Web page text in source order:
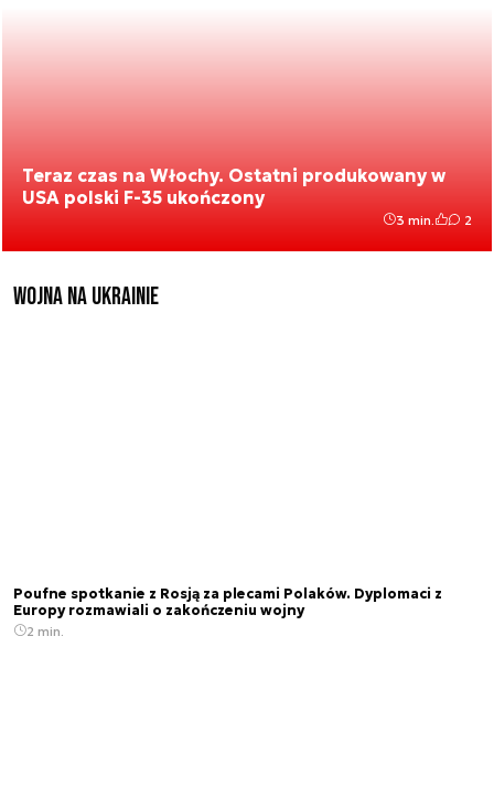
Teraz czas na Włochy. Ostatni produkowany w
USA polski F-35 ukończony
3 min. 2
Wojna na Ukrainie
Poufne spotkanie z Rosją za plecami Polaków. Dyplomaci z
Europy rozmawiali o zakończeniu wojny
2 min.